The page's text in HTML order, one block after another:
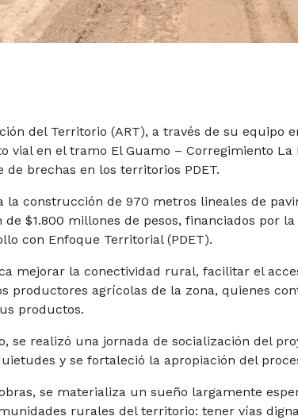
del Territorio (ART), a través de su equipo
vial en el tramo El Guamo – Corregimiento
de brechas en los territorios PDET.
la construcción de 970 metros lineales de
de $1.800 millones de pesos, financiados por
con Enfoque Territorial (PDET).
mejorar la conectividad rural, facilitar el
productores agrícolas de la zona, quienes
productos.
se realizó una jornada de socialización del
y se fortaleció la apropiación del
se materializa un sueño largamente
rurales del territorio: tener vías